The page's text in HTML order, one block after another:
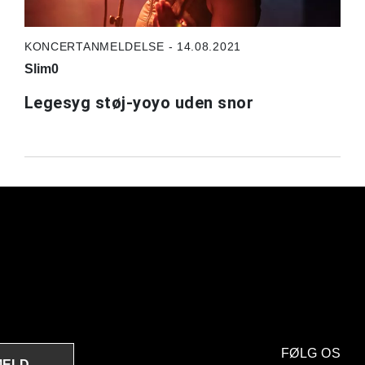
KONCERTANMELDELSE - 14.08.2021
Slim0
Legesyg støj-yoyo uden snor
FØLG OS